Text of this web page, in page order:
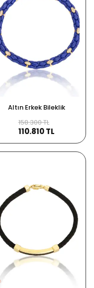
Altın Erkek Bileklik
158.300 TL
110.810 TL